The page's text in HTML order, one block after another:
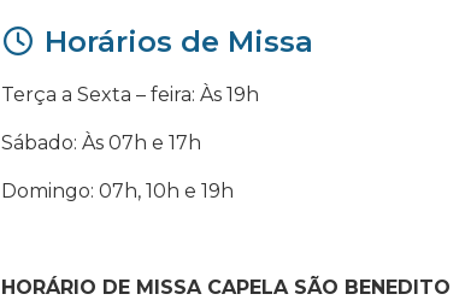
Horários de Missa
Terça a Sexta – feira: Às 19h
Sábado: Às 07h e 17h
Domingo: 07h, 10h e 19h
HORÁRIO DE MISSA CAPELA SÃO BENEDITO